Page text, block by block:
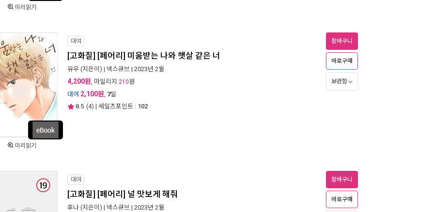
미리읽기
미리읽기
대여
[고화질] [페어리] 미움받는 나와 햇살 같은 너
유우 (지은이) | 넥스큐브 | 2023년 2월
4,200원, 마일리지 210원
대여 2,100원, 7일
8.5 (4) | 세일즈포인트 : 102
장바구니
바로구매
보관함
대여
[고화질] [페어리] 널 맛보게 해줘
후나 (지은이) | 넥스큐브 | 2023년 2월
장바구니
바로구매